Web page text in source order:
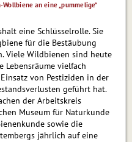
an eine „pummelige“
eine Schlüsselrolle. Sie
für die Bestäubung
Viele Wildbienen sind heute
Lebensräume vielfach
von Pestiziden in der
geführt hat.
der Arbeitskreis
Museum für Naturkunde
sowie die
jährlich auf eine